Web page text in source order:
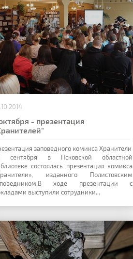
- презентация
заповедного комикса Хранители
сентября в Псковской областной
состоялась презентация комикса
изданного Полистовским
ходе презентации с
выступили сотрудники...